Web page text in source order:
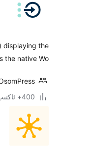
displaying the
native Wo …
400+ ئاكتىپ ئورنىتىش